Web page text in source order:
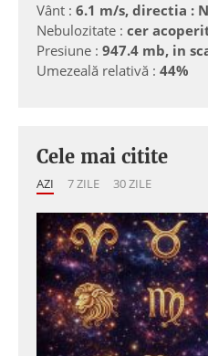
Vânt : 6.1 m/s, directia :
Nebulozitate : cer
Presiune : 947.4 mb, in
Umezeală relativă : 44%
Cele mai citite
AZI 7 ZILE 30 ZILE